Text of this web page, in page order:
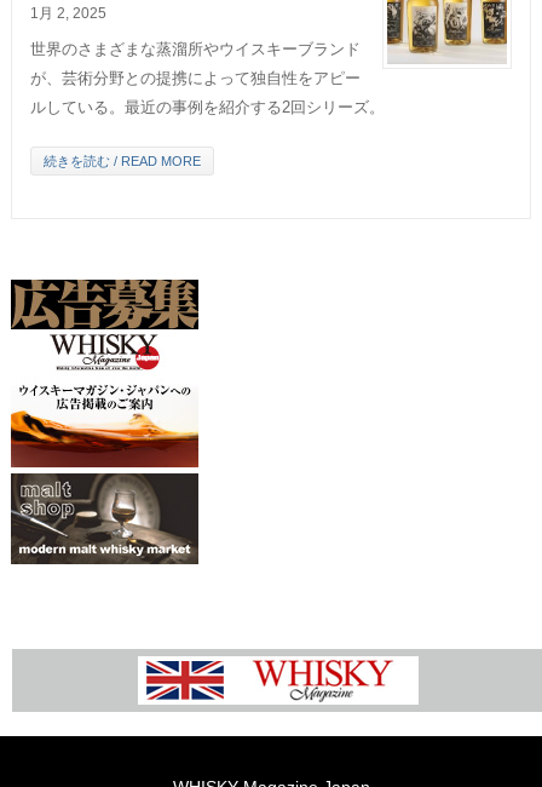
1月 2, 2025
世界のさまざまな蒸溜所やウイスキーブランド
が、芸術分野との提携によって独自性をアピー
ルしている。最近の事例を紹介する2回シリーズ。
続きを読む / READ MORE